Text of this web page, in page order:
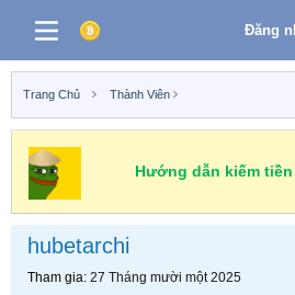
Đăng
Trang Chủ Thành Viên
Hướng dẫn kiếm
hubetarchi
Tham gia 27 Tháng mười một 2025